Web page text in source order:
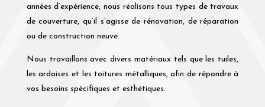
années d’expérience, nous réalisons tous types de travaux
de couverture, qu’il s’agisse de rénovation, de réparation
ou de construction neuve.
Nous travaillons avec divers matériaux tels que les tuiles,
les ardoises et les toitures métalliques, afin de répondre à
vos besoins spécifiques et esthétiques.